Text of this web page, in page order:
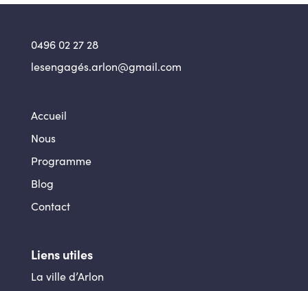
0496 02 27 28
lesengagés.arlon@gmail.com
Accueil
Nous
Programme
Blog
Contact
Liens utiles
La ville d’Arlon